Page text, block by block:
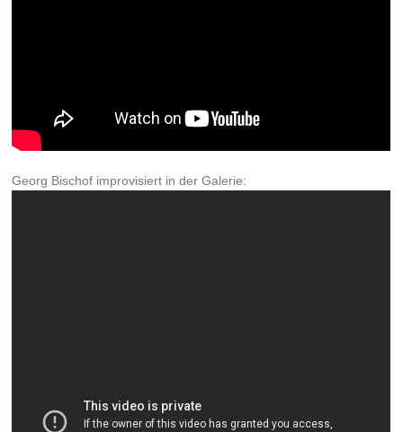
Georg Bischof improvisiert in der Galerie: